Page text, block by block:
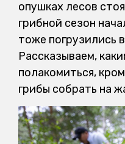
опушках лесов
грибной сезон
тоже погрузились
Рассказываем,
полакомиться,
грибы собрать на